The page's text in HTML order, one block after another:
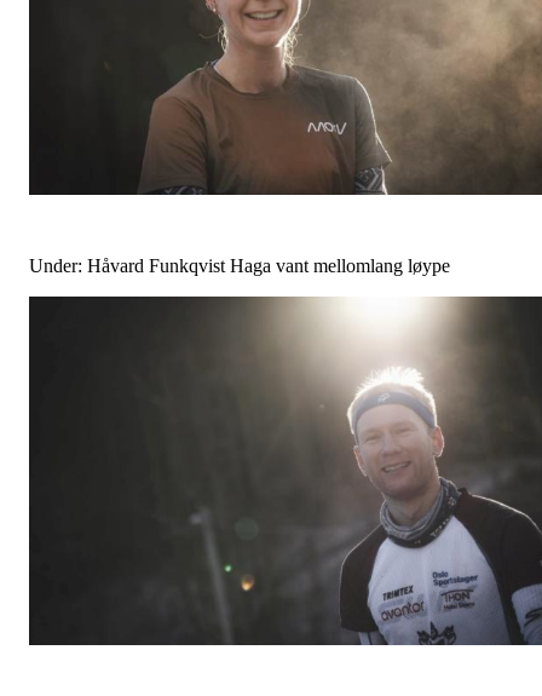
Under: Håvard Funkqvist Haga vant mellomlang løype